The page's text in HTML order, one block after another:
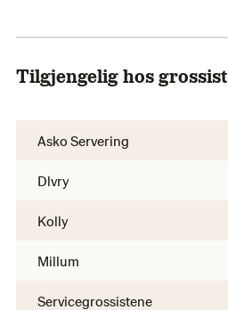
Tilgjengelig hos grossist
Asko Servering
Dlvry
Kolly
Millum
Servicegrossistene